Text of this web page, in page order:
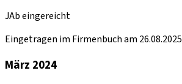
JAb eingereicht
Eingetragen im Firmenbuch am 26.08.2025
März 2024